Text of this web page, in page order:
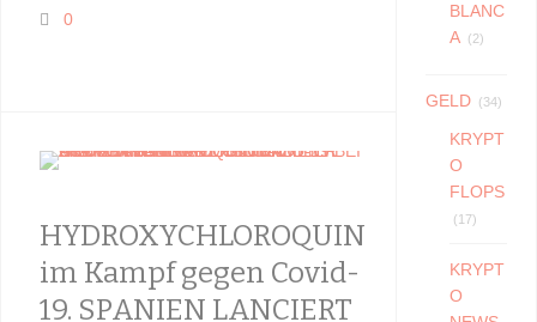
0
Published
HYDROXYCHLOROQUIN
im Kampf gegen Covid-
19. SPANIEN LANCIERT
BaFin
BLANC
A
(2)
GELD (34)
KRYPT
O
FLOPS
(17)
KRYPT
O